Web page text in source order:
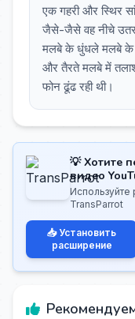
एक गहरी और स्थिर
जैसे-जैसे वह नीचे
मलबे के धुंधले मलबे के
और तैरते मलबे में
फोन ढूंढ रही थी।
💡 Хотите
видео
TransParrot
📥 Установить
расширение